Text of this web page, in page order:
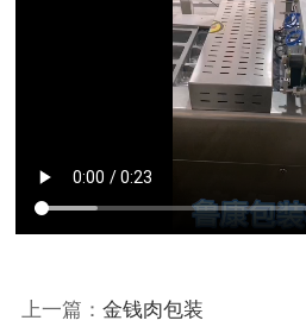
上一篇： 金钱肉包装